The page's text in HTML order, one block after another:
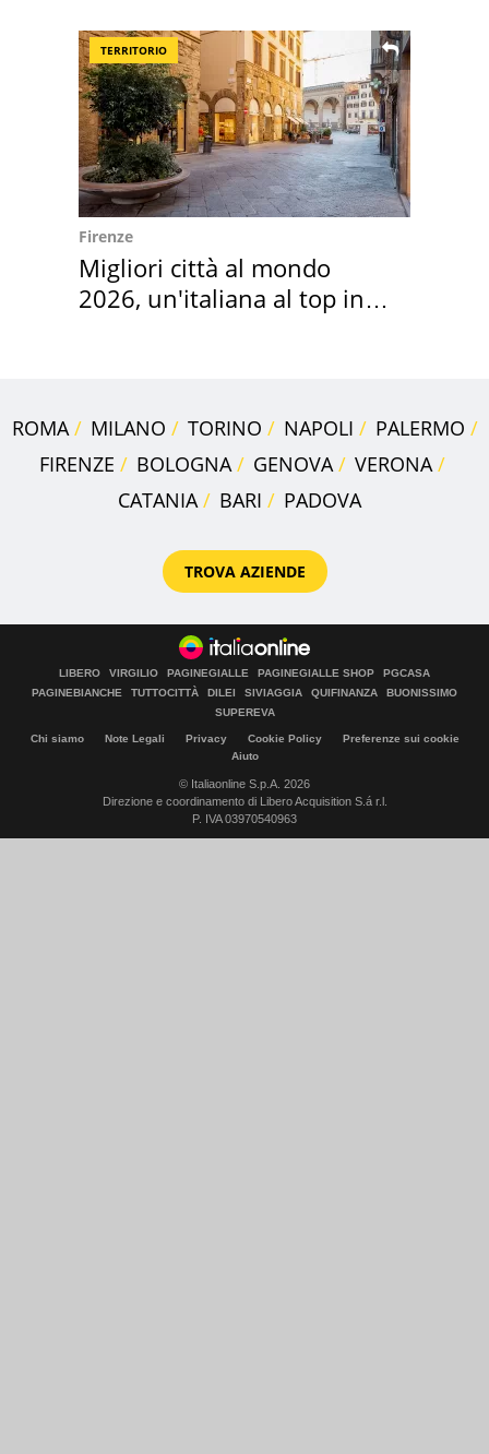
TERRITORIO
Firenze
Migliori città al mondo
2026, un'italiana al top in
ROMA MILANO TORINO NAPOLI
PALERMO
FIRENZE
BOLOGNA GENOVA
VERONA
CATANIA
BARI PADOVA
TROVA AZIENDE
LIBERO VIRGILIO PAGINEGIALLE PAGINEGIALLE SHOP
PGCASA
PAGINEBIANCHE
TUTTOCITTÀ DILEI SIVIAGGIA QUIFINANZA
BUONISSIMO
SUPEREVA
Chi siamo Note Legali Privacy Cookie Policy
Preferenze sui cookie
Aiuto
© Italiaonline S.p.A. 2026
Direzione e coordinamento di Libero Acquisition S.á r.l.
P. IVA 03970540963